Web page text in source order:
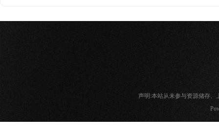
声明:本站从未参与资源储存、